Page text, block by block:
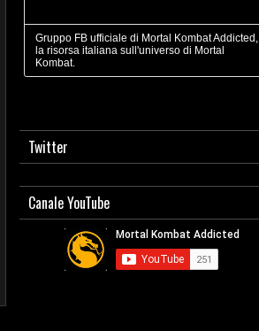
Gruppo FB ufficiale di Mortal Kombat Addicted,
la risorsa italiana sull'universo di Mortal
Kombat.
Twitter
Canale YouTube